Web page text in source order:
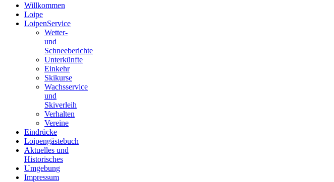
Willkommen
Loipe
LoipenService
Wetter-
und
Schneeberichte
Unterkünfte
Einkehr
Skikurse
Wachsservice
und
Skiverleih
Verhalten
Vereine
Eindrücke
Loipengästebuch
Aktuelles und
Historisches
Umgebung
Impressum